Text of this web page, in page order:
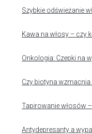
Szybkie odświeżanie
Kawa na włosy – czy
Onkologia: Czepki na
Czy biotyna wzmacnia
Tapirowanie włosów
Antydepresanty a